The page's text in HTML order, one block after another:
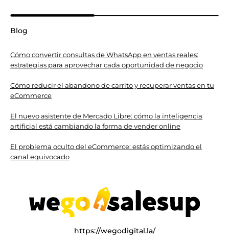
https://wegodigital.la/
Blog
Cómo convertir consultas de WhatsApp en ventas reales:
estrategias para aprovechar cada oportunidad de negocio
Cómo reducir el abandono de carrito y recuperar ventas en tu
eCommerce
El nuevo asistente de Mercado Libre: cómo la inteligencia
artificial está cambiando la forma de vender online
El problema oculto del eCommerce: estás optimizando el
canal equivocado